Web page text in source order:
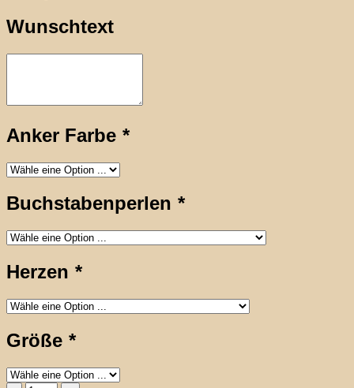
Wunschtext
Anker Farbe *
Buchstabenperlen *
Herzen *
Größe *